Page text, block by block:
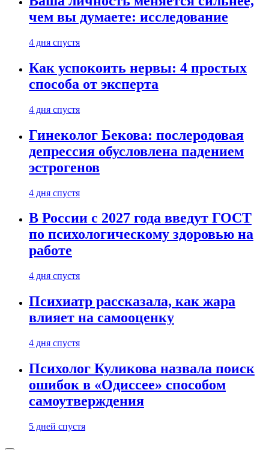
чем вы думаете: исследование
4 дня спустя
Как успокоить нервы: 4 простых
способа от эксперта
4 дня спустя
Гинеколог Бекова: послеродовая
депрессия обусловлена падением
эстрогенов
4 дня спустя
В России с 2027 года введут ГОСТ
по психологическому здоровью на
работе
4 дня спустя
Психиатр рассказала, как жара
влияет на самооценку
4 дня спустя
Психолог Куликова назвала поиск
ошибок в «Одиссее» способом
самоутверждения
5 дней спустя